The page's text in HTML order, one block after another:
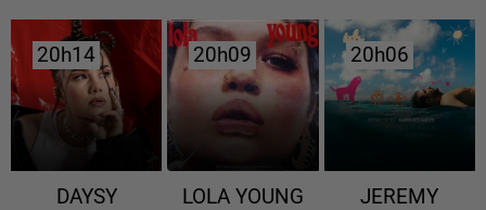
20h14
20h14
DAYSY
20h09
20h09
LOLA YOUNG
20h06
20h06
JEREMY